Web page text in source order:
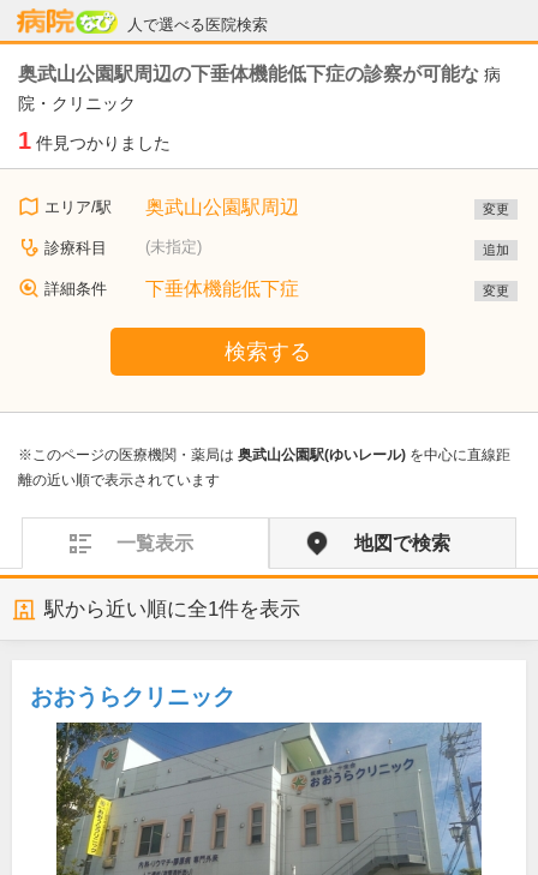
人で選べる医院検索
病院なび
奥武山公園駅周辺の下垂体機能低下症の診察が可能な 病
院・クリニック
1 件見つかりました
エリア/駅 奥武山公園駅周辺 変更
診療科目 (未指定) 追加
詳細条件 下垂体機能低下症 変更
検索する
※このページの医療機関・薬局は 奥武山公園駅(ゆいレール) を中心に直線距
離の近い順で表示されています
一覧表示 地図で検索
駅から近い順に全1件を表示
おおうらクリニック